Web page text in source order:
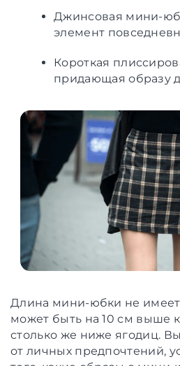
Джинсовая мини-
элемент
Короткая
придающая образу
Длина мини-юбки не имеет
может быть на 10 см выше
столько же ниже ягодиц.
от личных предпочтений,